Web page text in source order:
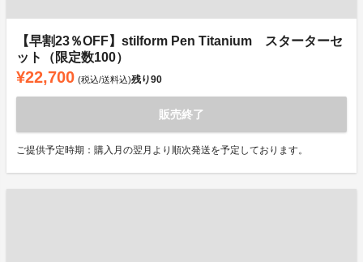
【早割23％OFF】stilform Pen Titanium スターターセ
ット（限定数100）
¥22,700 (税込/送料込)残り90
販売終了
ご提供予定時期：購入月の翌月より順次発送を予定しております。